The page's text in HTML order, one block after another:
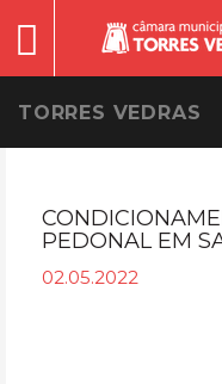
TORRES VEDRAS
PEDONAL EM
02.05.2022